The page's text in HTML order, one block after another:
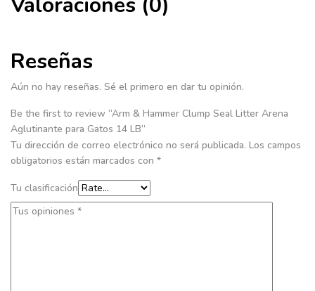
Reseñas
Aún no hay reseñas. Sé el primero en dar tu opinión.
Be the first to review “Arm & Hammer Clump Seal Litter Arena
Aglutinante para Gatos 14 LB”
Tu dirección de correo electrónico no será publicada. Los campos
obligatorios están marcados con *
Tu clasificación